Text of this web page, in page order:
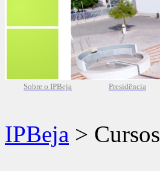
Sobre o IPBeja Presidência
IPBeja > Cursos